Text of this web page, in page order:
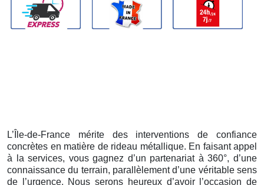
L’Île-de-France mérite des interventions de confiance
concrètes en matière de rideau métallique. En faisant appel
à la services, vous gagnez d’un partenariat à 360°, d’une
connaissance du terrain, parallèlement d’une véritable sens
de l’urgence. Nous serons heureux d’avoir l’occasion de